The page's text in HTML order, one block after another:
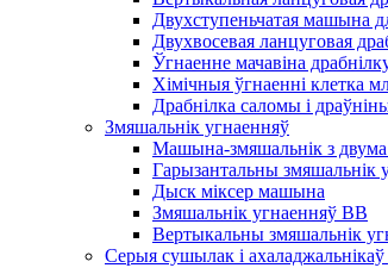
Двухступеньчатая машына
Двухвосевая ланцуговая
Ўгнаенне мачавіна
Хімічныя ўгнаенні клетка
Драбнілка саломы і
Змяшальнік угнаенняў
Машына-змяшальнік з двума
Гарызантальны змяшальнік
Дыск міксер машына
Змяшальнік угнаенняў BB
Вертыкальны змяшальнік
Серыя сушылак і